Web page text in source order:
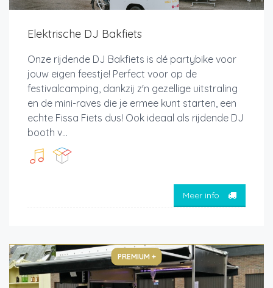
Elektrische DJ Bakfiets
Onze rijdende DJ Bakfiets is dé partybike voor
jouw eigen feestje! Perfect voor op de
festivalcamping, dankzij z'n gezellige uitstraling
en de mini-raves die je ermee kunt starten, een
echte Fissa Fiets dus! Ook ideaal als rijdende DJ
booth v...
Meer info
PREMIUM +